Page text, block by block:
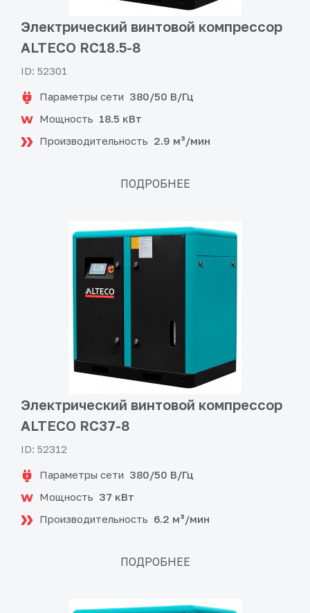
Электрический винтовой компрессор
ALTECO RC18.5-8
ID: 52301
Параметры сети 380/50 В/Гц
Мощность 18.5 кВт
Производительность 2.9 м³/мин
ПОДРОБНЕЕ
Электрический винтовой компрессор
ALTECO RC37-8
ID: 52312
Параметры сети 380/50 В/Гц
Мощность 37 кВт
Производительность 6.2 м³/мин
ПОДРОБНЕЕ